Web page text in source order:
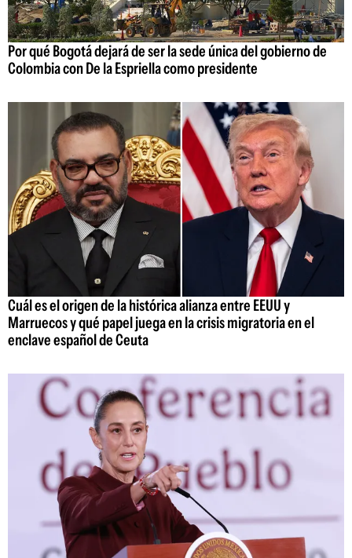
Por qué Bogotá dejará de ser la sede única del gobierno de
Colombia con De la Espriella como presidente
Cuál es el origen de la histórica alianza entre EEUU y
Marruecos y qué papel juega en la crisis migratoria en el
enclave español de Ceuta